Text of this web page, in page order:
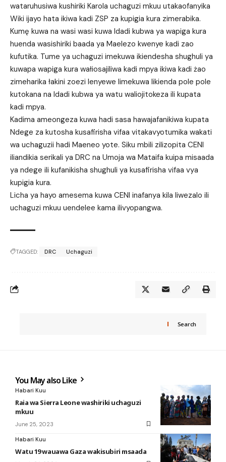
wataruhusiwa kushiriki Karola uchaguzi mkuu utakaofanyika
Wiki ijayo hata ikiwa kadi ZSP za kupigia kura zimerabika.
Kumę kuwa na wasi wasi kuwa Idadi kubwa ya wapiga kura
huenda wasishiriki baada ya Maelezo kwenye kadi zao
kufutika. Tume ya uchaguzi imekuwa ikiendesha shughuli ya
kuwapa wapiga kura wałiosajiliwa kadi mpya ikiwa kadi żao
zimeharika łakini zoezi lenyewe limekuwa likienda pole pole
kutokana na Idadi kubwa ya watu waliojitokeza ili kupata
kadi mpya.
Kadima ameongeza kuwa hadi sasa hawajafanikiwa kupata
Ndege za kutosha kusafirisha vifaa vitakavyotumika wakati
wa uchaguzii hadi Maeneo yote. Siku mbili zilizopita CENI
iliandikia serikali ya DRC na Umoja wa Mataifa kuipa misaada
ya ndege ili kufanikisha shughuli ya kusafirisha vifaa vya
kupigia kura.
Licha ya hayo amesema kuwa CENI inafanya kila liwezalo ili
uchaguzi mkuu uendelee kama ilivyopangwa.
TAGGED: DRC Uchaguzi
Search
You May also Like
Habari Kuu
Raia wa Sierra Leone washiriki uchaguzi
mkuu
June 25, 2023
Habari Kuu
Watu 19 wauawa Gaza wakisubiri msaada